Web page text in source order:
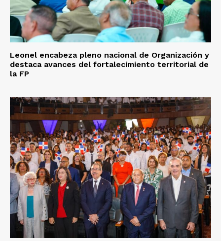
Leonel encabeza pleno nacional de Organización y
destaca avances del fortalecimiento territorial de
la FP